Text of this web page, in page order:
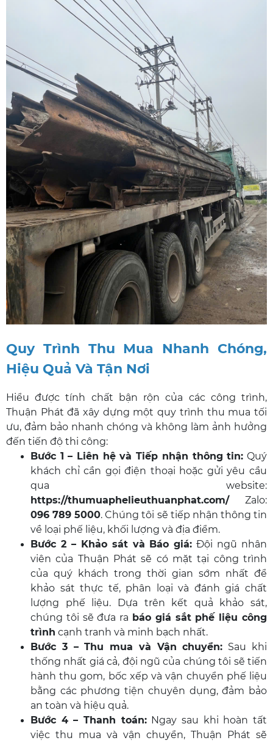
Quy Trình Thu Mua Nhanh Chóng,
Hiệu Quả Và Tận Nơi
Hiểu được tính chất bận rộn của các công trình,
Thuận Phát đã xây dựng một quy trình thu mua tối
ưu, đảm bảo nhanh chóng và không làm ảnh hưởng
đến tiến độ thi công:
Bước 1 – Liên hệ và Tiếp nhận thông tin: Quý
khách chỉ cần gọi điện thoại hoặc gửi yêu cầu
qua website:
https://thumuaphelieuthuanphat.com/Zalo:
096 789 5000. Chúng tôi sẽ tiếp nhận thông tin
về loại phế liệu, khối lượng và địa điểm.
Bước 2 – Khảo sát và Báo giá: Đội ngũ nhân
viên của Thuận Phát sẽ có mặt tại công trình
của quý khách trong thời gian sớm nhất để
khảo sát thực tế, phân loại và đánh giá chất
lượng phế liệu. Dựa trên kết quả khảo sát,
chúng tôi sẽ đưa ra báo giá sắt phế liệu công
trình cạnh tranh và minh bạch nhất.
Bước 3 – Thu mua và Vận chuyển: Sau khi
thống nhất giá cả, đội ngũ của chúng tôi sẽ tiến
hành thu gom, bốc xếp và vận chuyển phế liệu
bằng các phương tiện chuyên dụng, đảm bảo
an toàn và hiệu quả.
Bước 4 – Thanh toán:Ngay sau khi hoàn tất
việc thu mua và vận chuyển, Thuận Phát sẽ